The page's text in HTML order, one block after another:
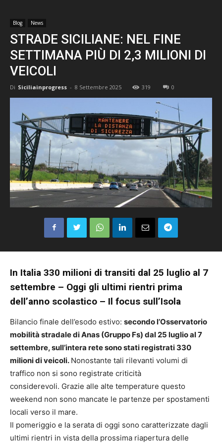
Blog News
STRADE SICILIANE: NEL FINE
SETTIMANA PIÙ DI 2,3 MILIONI DI
VEICOLI
Di Siciliainprogress - 8 Settembre 2025 319 0
In Italia 330 milioni di transiti dal 25 luglio al 7
settembre – Oggi gli ultimi rientri prima
dell’anno scolastico – Il focus sull’Isola
Bilancio finale dell’esodo estivo: secondo l’Osservatorio
mobilità stradale di Anas (Gruppo Fs) dal 25 luglio al 7
settembre, sull’intera rete sono stati registrati 330
milioni di veicoli. Nonostante tali rilevanti volumi di
traffico non si sono registrate criticità
considerevoli. Grazie alle alte temperature questo
weekend non sono mancate le partenze per spostamenti
locali verso il mare.
Il pomeriggio e la serata di oggi sono caratterizzate dagli
ultimi rientri in vista della prossima riapertura delle